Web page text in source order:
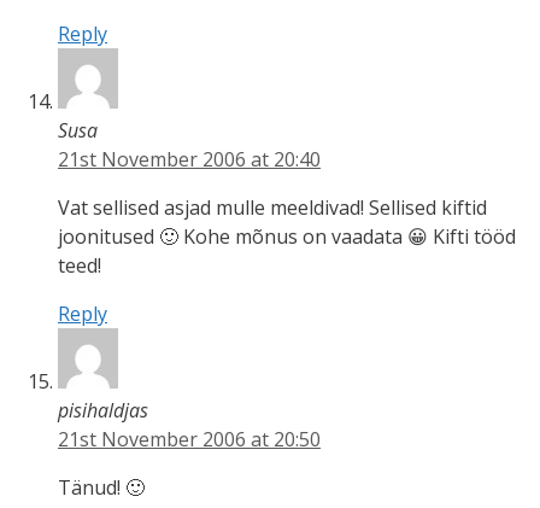
Reply
Susa
21st November 2006 at 20:40
Vat sellised asjad mulle meeldivad! Sellised kiftid
joonitused 🙂 Kohe mõnus on vaadata 😀 Kifti tööd
teed!
Reply
pisihaldjas
21st November 2006 at 20:50
Tänud! 🙂